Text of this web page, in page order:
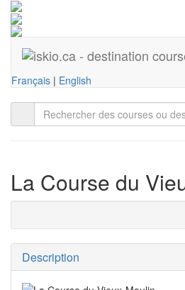
Français | English
La Course du
Description